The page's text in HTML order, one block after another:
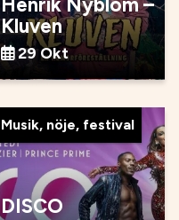
Kluven
29 Okt
Musik, nöje, festival
DISCO